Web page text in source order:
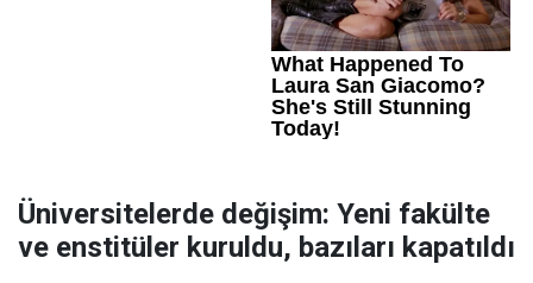
Üniversitelerde değişim: Yeni fakülte
ve enstitüler kuruldu, bazıları kapatıldı